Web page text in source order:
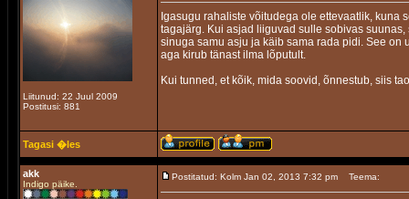
Liitunud: 22 Juul 2009
Postitusi: 881
Igasugu rahaliste võitudega ole ettevaatlik,
tagajärg. Kui asjad liiguvad sulle sobivas
sinuga samu asju ja käib sama rada pidi. See on
aga kirub tänast ilma lõputult.
Kui tunned, et kõik, mida soovid, õnnestub, siis
Tagasi �les
akk
Indigo päike.
Postitatud: Kolm Jan 02, 2013 7:32 pm Teema: